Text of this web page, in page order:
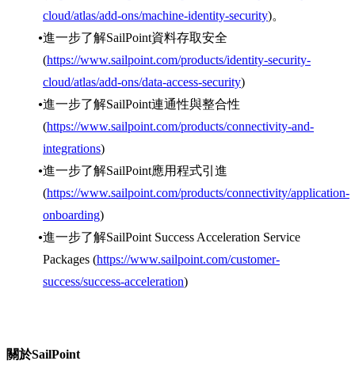
cloud/atlas/add-ons/machine-identity-security)。
進一步了解SailPoint資料存取安全
(https://www.sailpoint.com/products/identity-security-
cloud/atlas/add-ons/data-access-security)
進一步了解SailPoint連通性與整合性
(https://www.sailpoint.com/products/connectivity-and-
integrations)
進一步了解SailPoint應用程式引進
(https://www.sailpoint.com/products/connectivity/application-
onboarding)
進一步了解SailPoint Success Acceleration Service
Packages (https://www.sailpoint.com/customer-
success/success-acceleration)
關於SailPoint